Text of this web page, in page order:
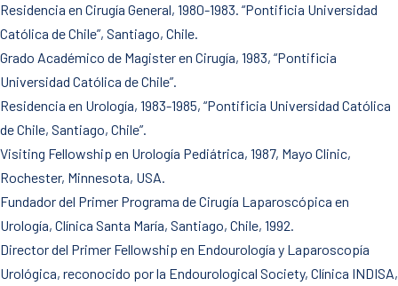
Residencia en Cirugía General, 1980-1983. “Pontificia Universidad
Católica de Chile”, Santiago, Chile.
Grado Académico de Magister en Cirugía, 1983, “Pontificia
Universidad Católica de Chile”.
Residencia en Urología, 1983-1985, “Pontificia Universidad Católica
de Chile, Santiago, Chile”.
Visiting Fellowship en Urología Pediátrica, 1987, Mayo Clinic,
Rochester, Minnesota, USA.
Fundador del Primer Programa de Cirugía Laparoscópica en
Urología, Clínica Santa María, Santiago, Chile, 1992.
Director del Primer Fellowship en Endourología y Laparoscopía
Urológica, reconocido por la Endourological Society, Clínica INDISA,